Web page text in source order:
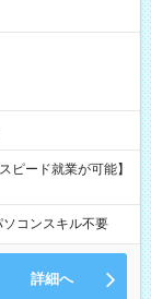
ピード就業が可能】
ソコンスキル不要
詳細へ